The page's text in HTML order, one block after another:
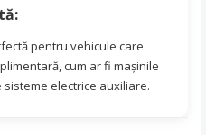
pentru vehicule care
cum ar fi mașinile
electrice auxiliare.